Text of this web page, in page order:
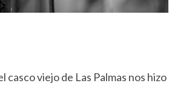
viejo de Las Palmas nos hizo